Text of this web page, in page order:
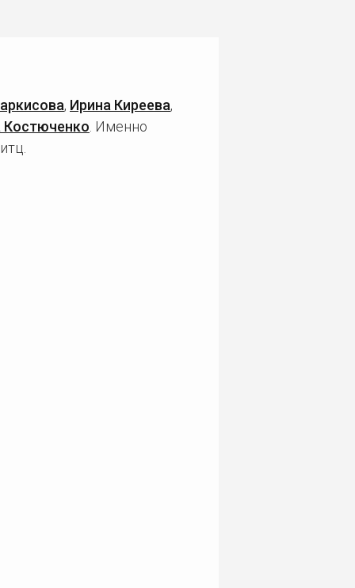
, Ирина Киреева,
Костюченко . Именно